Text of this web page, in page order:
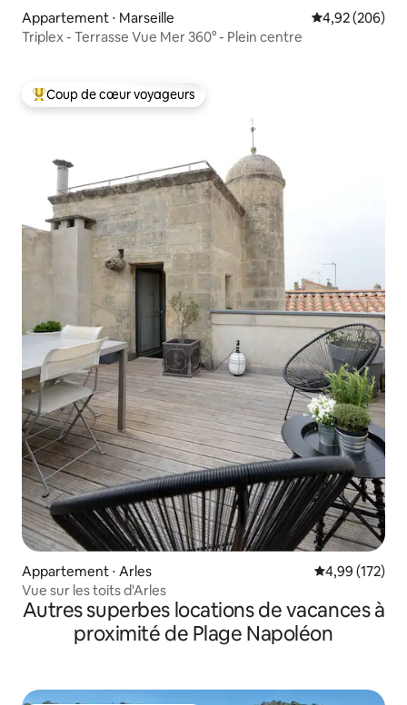
Appartement ⋅ Marseille Évaluation
4,92 (206)
Triplex - Terrasse Vue Mer 360° - Plein centre
Coups de cœur voyageurs les plus appréciés
Coup de cœur voyageurs
Appartement ⋅ Arles Évaluation
4,99 (172)
Vue sur les toits d'Arles
Autres superbes locations de vacances à
proximité de Plage Napoléon